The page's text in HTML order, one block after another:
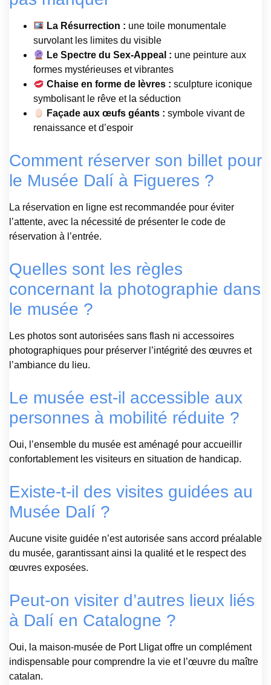
La Résurrection : une toile monumentale
survolant les limites du visible
Le Spectre du Sex-Appeal : une peinture aux
formes mystérieuses et vibrantes
Chaise en forme de lèvres : sculpture iconique
symbolisant le rêve et la séduction
Façade aux œufs géants : symbole vivant de
renaissance et d’espoir
Comment réserver son billet pour
le Musée Dalí à Figueres ?
La réservation en ligne est recommandée pour éviter
l’attente, avec la nécessité de présenter le code de
réservation à l’entrée.
Quelles sont les règles
concernant la photographie dans
le musée ?
Les photos sont autorisées sans flash ni accessoires
photographiques pour préserver l’intégrité des œuvres et
l’ambiance du lieu.
Le musée est-il accessible aux
personnes à mobilité réduite ?
Oui, l’ensemble du musée est aménagé pour accueillir
confortablement les visiteurs en situation de handicap.
Existe-t-il des visites guidées au
Musée Dalí ?
Aucune visite guidée n’est autorisée sans accord préalable
du musée, garantissant ainsi la qualité et le respect des
œuvres exposées.
Peut-on visiter d’autres lieux liés
à Dalí en Catalogne ?
Oui, la maison-musée de Port Lligat offre un complément
indispensable pour comprendre la vie et l’œuvre du maître
catalan.